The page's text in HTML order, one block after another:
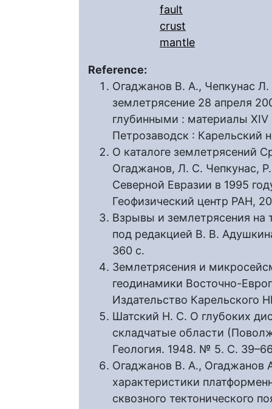
fault
crust
mantle
Reference:
Огаджанов В. А., Чепкунас
землетрясение 28 апреля
глубинными : материалы
Петрозаводск : Карельский
О каталоге землетрясений
Огаджанов, Л. С. Чепкунас,
Северной Евразии в 1995
Геофизический центр РАН,
Взрывы и землетрясения на
под редакцией В. В.
360 с.
Землетрясения и
геодинамики Восточно-
Издательство Карельского
Шатский Н. С. О глубоких
складчатые области
Геология. 1948. № 5. С.
Огаджанов В. А., Огаджанов
характеристики
сквозного тектонического